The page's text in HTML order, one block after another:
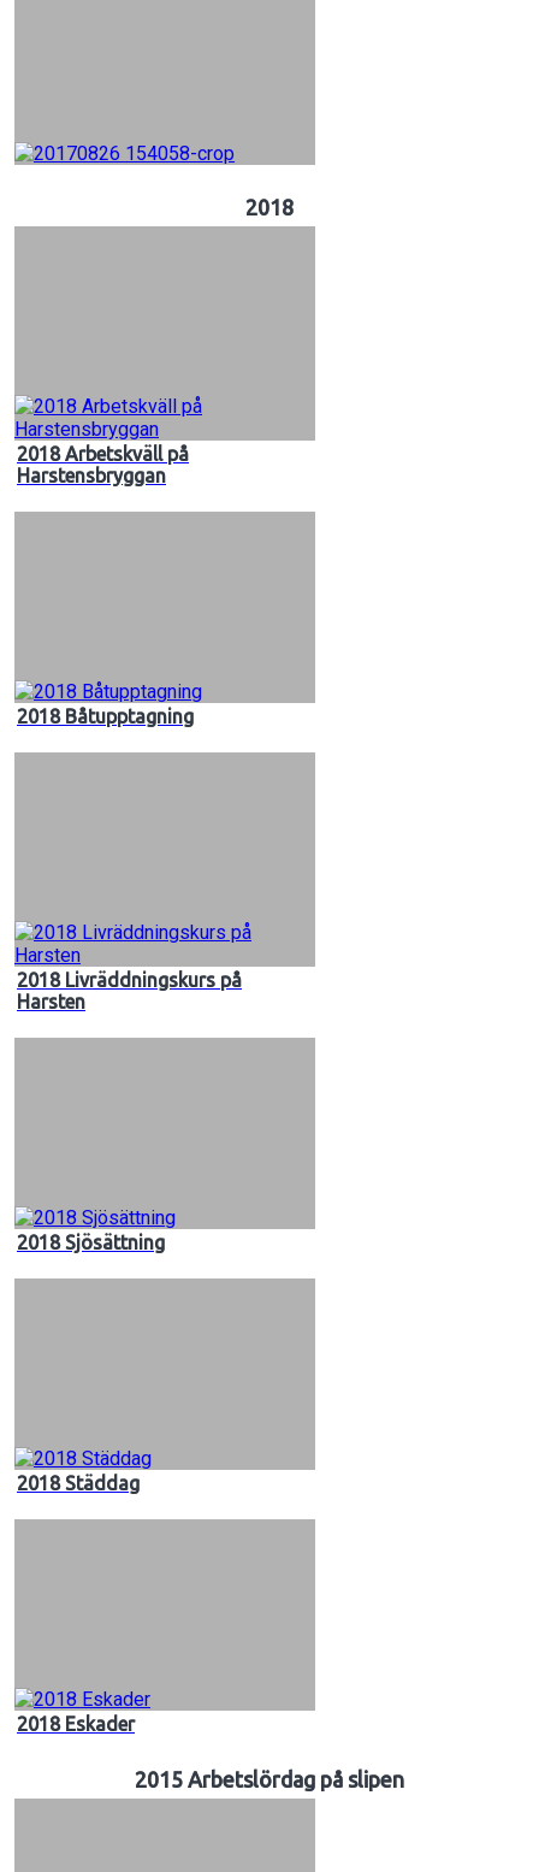
2018
2018 Arbetskväll på
Harstensbryggan
2018 Båtupptagning
2018 Livräddningskurs på
Harsten
2018 Sjösättning
2018 Städdag
2018 Eskader
2015 Arbetslördag på slipen